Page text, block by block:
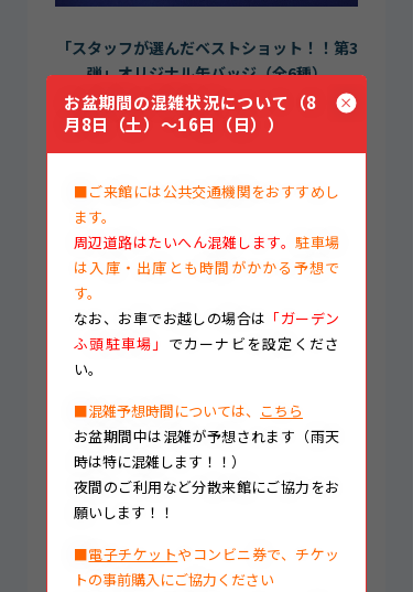
「スタッフが選んだベストショット！！第3
弾」オリジナル缶バッジ（全6種）
開催期間
令和8年4月1日（水）～5月29日（金）
開催場所
北館2階 総合案内横
ご支援金
1回 500円
お盆期間の混雑状況について（8
月8日（土）～16日（日））
■ご来館には公共交通機関をおすすめし
ます。
周辺道路はたいへん混雑します。駐車場
は入庫・出庫とも時間がかかる予想で
す。
なお、 お車でお越しの場合は 「ガーデン
ふ頭駐車場」 でカーナビを設定くださ
い。
■混雑予想時間については、 こちら
お盆期間中は混雑が予想されます（雨天
時は特に混雑します！！）
夜間のご利用など分散来館にご協力をお
願いします！！
■電子チケットやコンビニ券で、チケッ
トの事前購入にご協力ください